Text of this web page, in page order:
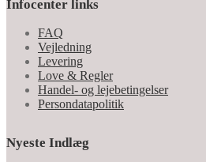
Infocenter links
FAQ
Vejledning
Levering
Love & Regler
Handel- og lejebetingelser
Persondatapolitik
Nyeste Indlæg